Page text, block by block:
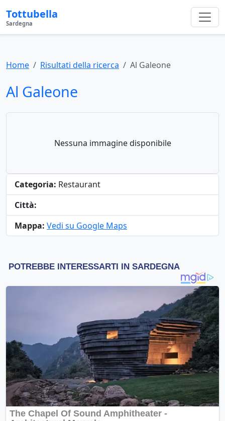
Tottubella
Sardegna
Home Risultati della ricerca Al Galeone
Al Galeone
Nessuna immagine disponibile
Categoria: Restaurant
Città:
Mappa: Vedi su Google Maps